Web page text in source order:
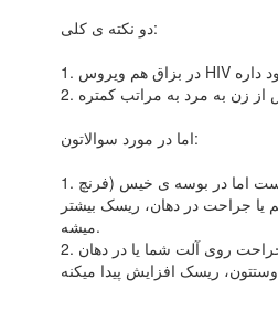
دو نکته ی کلی:
اما در مورد سوالاتون:
1. در بوسه ی خشک خطری نیست اما در بوسه ی خیس (فرنچ
جراحت در دهان، ریسک بیشتر
میشه.
2. در صورت وجود زخم و جراحت روی آلت شما یا در دهان